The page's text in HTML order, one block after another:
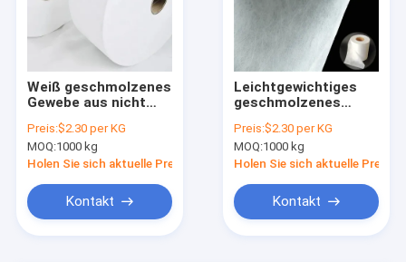
Weiß geschmolzenes
Gewebe aus nicht
Polypropylen PP
Hepa Filter Gewebe
für chirurgische
Preis:$2.30 per KG
MOQ:1000 kg
Holen Sie sich aktuelle Preis
Kontakt
Leichtgewichtiges
geschmolzenes
gewebtem
Polypropylen für
Einweg-
Preis:$2.30 per KG
MOQ:1000 kg
Holen Sie sich aktuelle Preis
Kontakt